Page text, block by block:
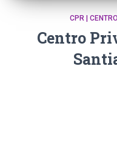
CPR |
Centro